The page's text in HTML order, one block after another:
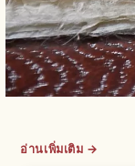
อ่านเพิ่มเติม →